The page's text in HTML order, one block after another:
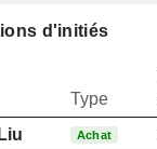
d'initiés
Type
Achat